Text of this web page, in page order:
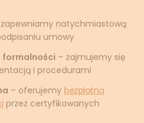
natychmiastową
umowy
formalności – zajmujemy się
i procedurami
– oferujemy bezpłatną
przez certyfikowanych